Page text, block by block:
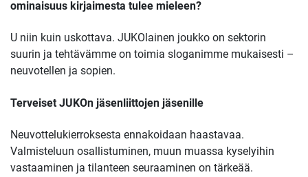
ominaisuus kirjaimesta tulee mieleen?
U niin kuin uskottava. JUKOlainen joukko on sektorin
suurin ja tehtävämme on toimia sloganimme mukaisesti –
neuvotellen ja sopien.
Terveiset JUKOn jäsenliittojen jäsenille
Neuvottelukierroksesta ennakoidaan haastavaa.
Valmisteluun osallistuminen, muun muassa kyselyihin
vastaaminen ja tilanteen seuraaminen on tärkeää.